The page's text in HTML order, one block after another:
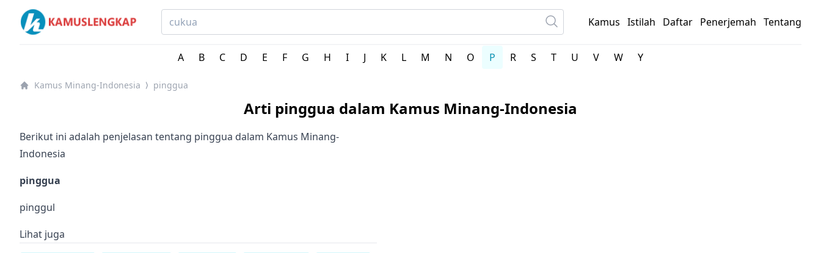
Kamus Lengkap Minang-Indonesia - Kamus Bahasa Daerah Indonesia
Kamus Istilah Daftar Penerjemah Tentang
A B C D E F G H I J K L M N O P R S T U V W Y
Kamus Minang-Indonesia ⟩ pinggua
Arti pinggua dalam Kamus Minang-Indonesia
Berikut ini adalah penjelasan tentang pinggua dalam Kamus Minang-
Indonesia
pinggua
pinggul
Lihat juga